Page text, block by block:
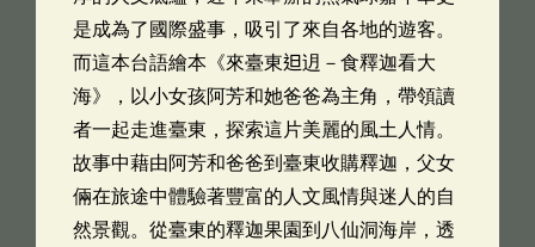
是成為了國際盛事，吸引了來自各地的遊客。
而這本台語繪本《來臺東𨑨迌－食釋迦看大
海》，以小女孩阿芳和她爸爸為主角，帶領讀
者一起走進臺東，探索這片美麗的風土人情。
故事中藉由阿芳和爸爸到臺東收購釋迦，父女
倆在旅途中體驗著豐富的人文風情與迷人的自
然景觀。從臺東的釋迦果園到八仙洞海岸，透